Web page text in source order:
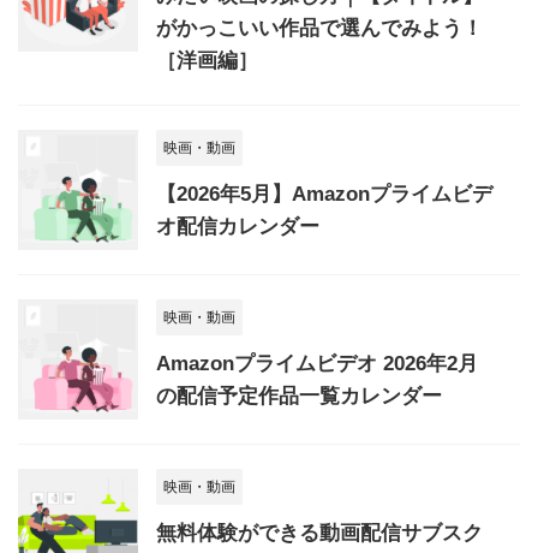
がかっこいい作品で選んでみよう！
［洋画編］
映画・動画
【2026年5月】Amazonプライムビデ
オ配信カレンダー
映画・動画
Amazonプライムビデオ 2026年2月
の配信予定作品一覧カレンダー
映画・動画
無料体験ができる動画配信サブスク